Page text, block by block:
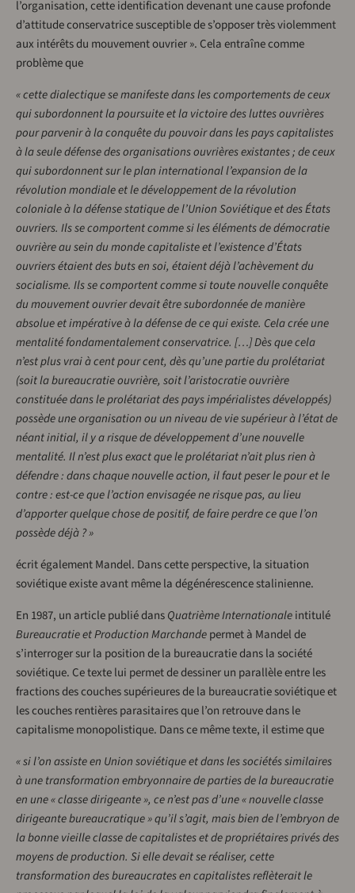
l’organisation, cette identification devenant une cause profonde
d’attitude conservatrice susceptible de s’opposer très violemment
aux intérêts du mouvement ouvrier ». Cela entraîne comme
problème que
« cette dialectique se manifeste dans les comportements de ceux
qui subordonnent la poursuite et la victoire des luttes ouvrières
pour parvenir à la conquête du pouvoir dans les pays capitalistes
à la seule défense des organisations ouvrières existantes ; de ceux
qui subordonnent sur le plan international l’expansion de la
révolution mondiale et le développement de la révolution
coloniale à la défense statique de l’Union Soviétique et des États
ouvriers. Ils se comportent comme si les éléments de démocratie
ouvrière au sein du monde capitaliste et l’existence d’États
ouvriers étaient des buts en soi, étaient déjà l’achèvement du
socialisme. Ils se comportent comme si toute nouvelle conquête
du mouvement ouvrier devait être subordonnée de manière
absolue et impérative à la défense de ce qui existe. Cela crée une
mentalité fondamentalement conservatrice. […] Dès que cela
n’est plus vrai à cent pour cent, dès qu’une partie du prolétariat
(soit la bureaucratie ouvrière, soit l’aristocratie ouvrière
constituée dans le prolétariat des pays impérialistes développés)
possède une organisation ou un niveau de vie supérieur à l’état de
néant initial, il y a risque de développement d’une nouvelle
mentalité. Il n’est plus exact que le prolétariat n’ait plus rien à
défendre : dans chaque nouvelle action, il faut peser le pour et le
contre : est-ce que l’action envisagée ne risque pas, au lieu
d’apporter quelque chose de positif, de faire perdre ce que l’on
possède déjà ? »
écrit également Mandel. Dans cette perspective, la situation
soviétique existe avant même la dégénérescence stalinienne.
En 1987, un article publié dansQuatrième Internationaleintitulé
Bureaucratie et Production Marchandepermet à Mandel de
s’interroger sur la position de la bureaucratie dans la société
soviétique. Ce texte lui permet de dessiner un parallèle entre les
fractions des couches supérieures de la bureaucratie soviétique et
les couches rentières parasitaires que l’on retrouve dans le
capitalisme monopolistique. Dans ce même texte, il estime que
« si l’on assiste en Union soviétique et dans les sociétés similaires
à une transformation embryonnaire de parties de la bureaucratie
en une « classe dirigeante », ce n’est pas d’une « nouvelle classe
dirigeante bureaucratique » qu’il s’agit, mais bien de l’embryon de
la bonne vieille classe de capitalistes et de propriétaires privés des
moyens de production. Si elle devait se réaliser, cette
transformation des bureaucrates en capitalistes reflèterait le